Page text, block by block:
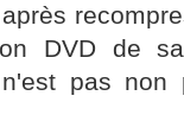
DVD de
pas non